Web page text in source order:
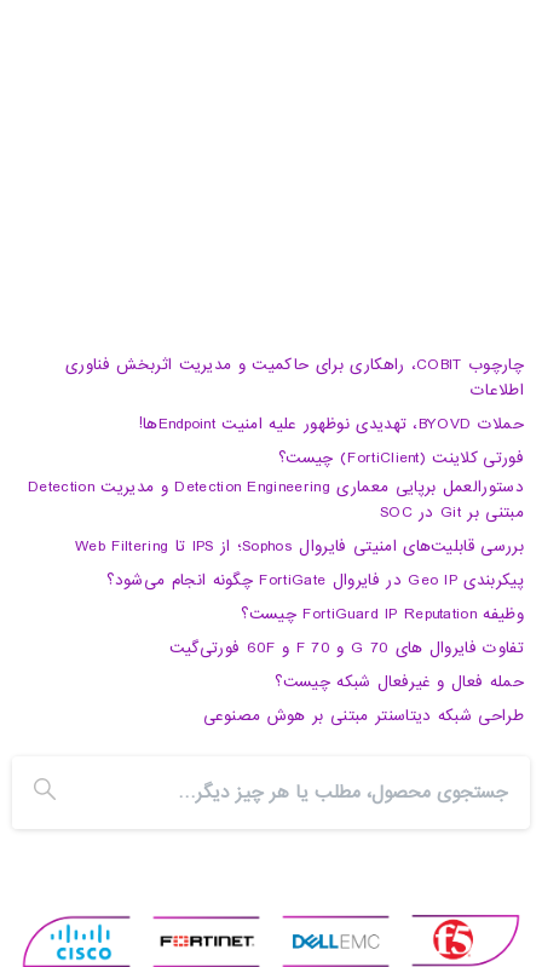
چارچوب COBIT، راهکاری برای حاکمیت و مدیریت اثربخش فناوری
اطلاعات
حملات BYOVD، تهدیدی نوظهور علیه امنیت Endpointها!
فورتی کلاینت (FortiClient) چیست؟
دستورالعمل برپایی معماری Detection Engineering و مدیریت Detection
مبتنی بر Git در SOC
بررسی قابلیت‌های امنیتی فایروال Sophos؛ از IPS تا Web Filtering
پیکربندی Geo IP در فایروال FortiGate چگونه انجام می‌شود؟
وظیفه FortiGuard IP Reputation چیست؟
تفاوت فایروال های 70 G و 70 F و 60F فورتی‌گیت
حمله فعال و غیرفعال شبکه چیست؟
طراحی شبکه دیتاسنتر مبتنی بر هوش مصنوعی